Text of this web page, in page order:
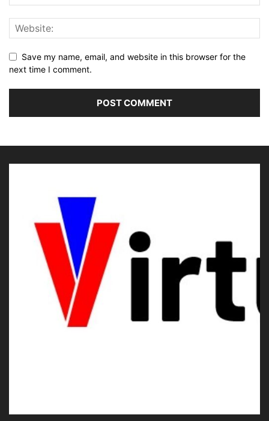
Save my name, email, and website in this browser for the
next time I comment.